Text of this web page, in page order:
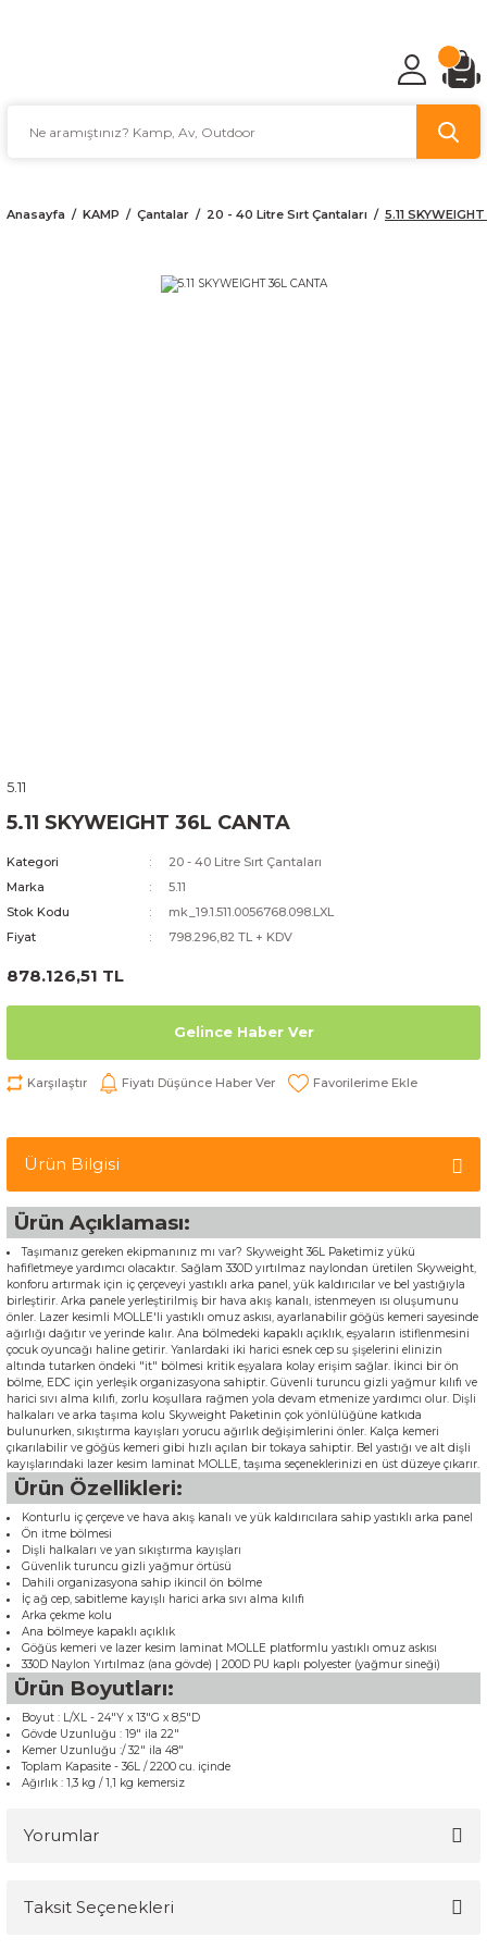
Anasayfa KAMP Çantalar 20 - 40 Litre Sırt Çantaları 5.11
5.11
5.11 SKYWEIGHT 36L CANTA
Kategori
20 - 40 Litre Sırt Çantaları
Marka
5.11
Stok Kodu
mk_19.1.511.0056768.098.LXL
Fiyat
798.296,82 TL + KDV
878.126,51 TL
Gelince Haber Ver
Karşılaştır Fiyatı Düşünce Haber Ver
Ürün Bilgisi
Ürün Açıklaması:
Taşımanız gereken ekipmanınız mı var? Skyweight 36L Paketimiz yükü
hafifletmeye yardımcı olacaktır. Sağlam 330D yırtılmaz naylondan üretilen Skyweight,
konforu artırmak için iç çerçeveyi yastıklı arka panel, yük kaldırıcılar ve bel yastığıyla
birleştirir. Arka panele yerleştirilmiş bir hava akış kanalı, istenmeyen ısı oluşumunu
önler. Lazer kesimli MOLLE'li yastıklı omuz askısı, ayarlanabilir göğüs kemeri sayesinde
ağırlığı dağıtır ve yerinde kalır. Ana bölmedeki kapaklı açıklık, eşyaların istiflenmesini
çocuk oyuncağı haline getirir. Yanlardaki iki harici esnek cep su şişelerini elinizin
altında tutarken öndeki "it" bölmesi kritik eşyalara kolay erişim sağlar. İkinci bir ön
bölme, EDC için yerleşik organizasyona sahiptir. Güvenli turuncu gizli yağmur kılıfı ve
harici sıvı alma kılıfı, zorlu koşullara rağmen yola devam etmenize yardımcı olur. Dişli
halkaları ve arka taşıma kolu Skyweight Paketinin çok yönlülüğüne katkıda
bulunurken, sıkıştırma kayışları yorucu ağırlık değişimlerini önler. Kalça kemeri
çıkarılabilir ve göğüs kemeri gibi hızlı açılan bir tokaya sahiptir. Bel yastığı ve alt dişli
kayışlarındaki lazer kesim laminat MOLLE, taşıma seçeneklerinizi en üst düzeye çıkarır.
Ürün Özellikleri:
Konturlu iç çerçeve ve hava akış kanalı ve yük kaldırıcılara sahip yastıklı arka panel
Ön itme bölmesi
Dişli halkaları ve yan sıkıştırma kayışları
Güvenlik turuncu gizli yağmur örtüsü
Dahili organizasyona sahip ikincil ön bölme
İç ağ cep, sabitleme kayışlı harici arka sıvı alma kılıfı
Arka çekme kolu
Ana bölmeye kapaklı açıklık
Göğüs kemeri ve lazer kesim laminat MOLLE platformlu yastıklı omuz askısı
330D Naylon Yırtılmaz (ana gövde) | 200D PU kaplı polyester (yağmur sineği)
Ürün Boyutları:
Boyut : L/XL - 24"Y x 13"G x 8,5"D
Gövde Uzunluğu : 19" ila 22"
Kemer Uzunluğu :/ 32" ila 48"
Toplam Kapasite - 36L / 2200 cu. içinde
Ağırlık : 1,3 kg / 1,1 kg kemersiz
Yorumlar
Taksit Seçenekleri